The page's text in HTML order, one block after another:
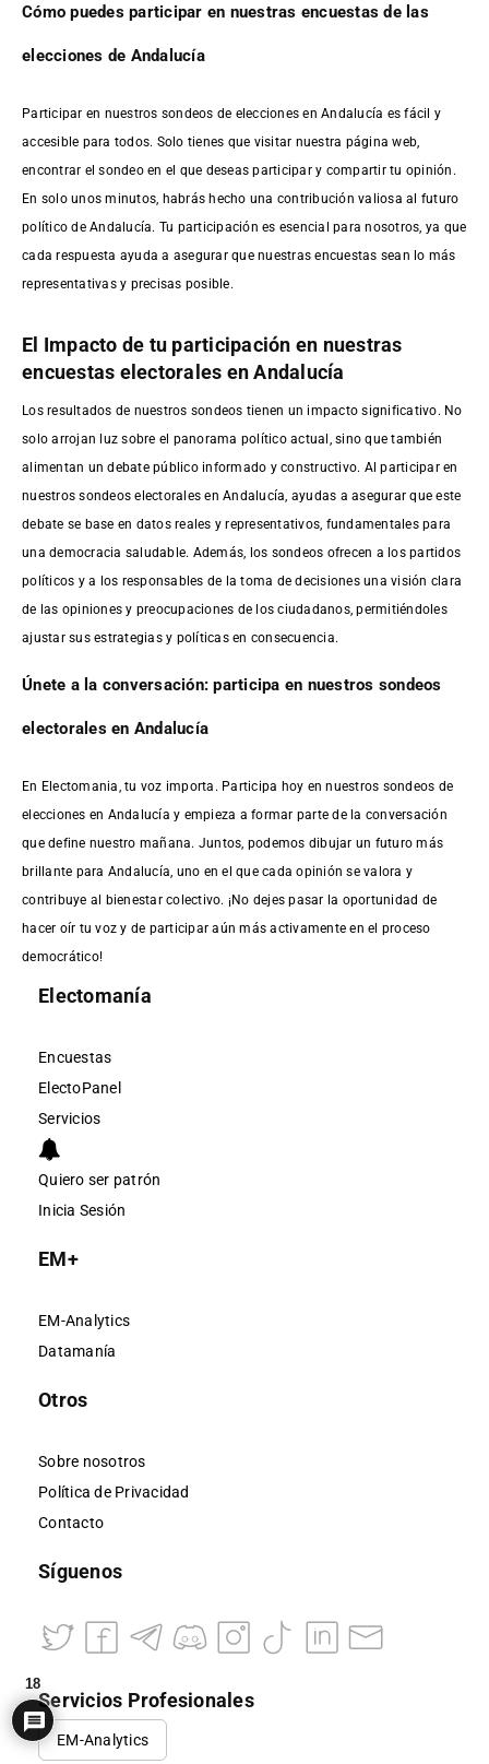
Cómo puedes participar en nuestras encuestas de las
elecciones de Andalucía
Participar en nuestros sondeos de elecciones en Andalucía es fácil y
accesible para todos. Solo tienes que visitar nuestra página web,
encontrar el sondeo en el que deseas participar y compartir tu opinión.
En solo unos minutos, habrás hecho una contribución valiosa al futuro
político de Andalucía. Tu participación es esencial para nosotros, ya que
cada respuesta ayuda a asegurar que nuestras encuestas sean lo más
representativas y precisas posible.
El Impacto de tu participación en nuestras
encuestas electorales en Andalucía
Los resultados de nuestros sondeos tienen un impacto significativo. No
solo arrojan luz sobre el panorama político actual, sino que también
alimentan un debate público informado y constructivo. Al participar en
nuestros sondeos electorales en Andalucía, ayudas a asegurar que este
debate se base en datos reales y representativos, fundamentales para
una democracia saludable. Además, los sondeos ofrecen a los partidos
políticos y a los responsables de la toma de decisiones una visión clara
de las opiniones y preocupaciones de los ciudadanos, permitiéndoles
ajustar sus estrategias y políticas en consecuencia.
Únete a la conversación: participa en nuestros sondeos
electorales en Andalucía
En Electomania, tu voz importa. Participa hoy en nuestros sondeos de
elecciones en Andalucía y empieza a formar parte de la conversación
que define nuestro mañana. Juntos, podemos dibujar un futuro más
brillante para Andalucía, uno en el que cada opinión se valora y
contribuye al bienestar colectivo. ¡No dejes pasar la oportunidad de
hacer oír tu voz y de participar aún más activamente en el proceso
democrático!
Electomanía
Encuestas
ElectoPanel
Servicios
Quiero ser patrón
Inicia Sesión
EM+
EM-Analytics
Datamanía
Otros
Sobre nosotros
Política de Privacidad
Contacto
Síguenos
Servicios Profesionales
EM-Analytics
18